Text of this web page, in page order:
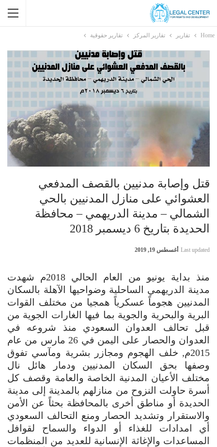
Home تقارير تقارير المركز تقارير حقوقية
قتل وإصابة مدنيين بالقصف المدفعي
العشوائي على منازل المدنيين بالحي
الشمالي – مدينة الدريهمي – محافظة
الحديدة بتاريخ 6 ديسمبر 2018
Last updated أغسطس 19, 2019
منذ بداية يونيو من العام الحالي 2018م شهدت
مدينة الدريهمي الساحلية وضواحيها الآهلة بالسكان
المدنيين هجوماً عسكرياً همجيا من مختلف القوات
البرية والبحرية والجوية بما فيها الغارات الجوية من
قبل تحالف العدوان السعودي منذ شروعه في
العدوان والحصار على اليمن في 26 مارس من عام
2015م, خلف الهجوم ومجازر بشرية ومآسي تفوق
وصفها بحق السكان المدنيين ودمار هائل نال
مختلف الأعيان المدنية الخاصة والعامة وقصف كل
أسرة حاولت النزوح من منازلهم بالمدينة إلى مدينة
الحديدة أو مناطق أخرى بالمحافظة بحثاً عن الأمن
والاستقرار وتشديد الحصار ومنع التحالف السعودي
أي امدادات للغذاء أو الدواء والسماح لقوافل
المساعدات والإغاثة الإنسانية للعديد من المنظمات